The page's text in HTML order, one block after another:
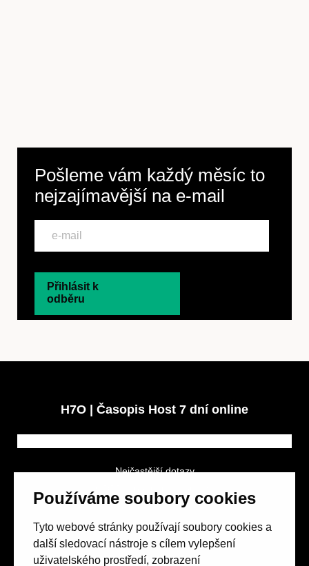
Používáme soubory cookies
Tyto webové stránky používají soubory cookies a
další sledovací nástroje s cílem vylepšení
uživatelského prostředí, zobrazení
Pošleme vám každý měsíc to
nejzajímavější na e-mail
Přihlásit k
odběru
H7O | Časopis Host 7 dní online
Nejčastější dotazy
Obchodní podmínky